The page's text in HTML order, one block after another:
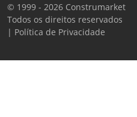
© 1999 - 2026 Construmarket
Todos os direitos reservados
| Política de Privacidade